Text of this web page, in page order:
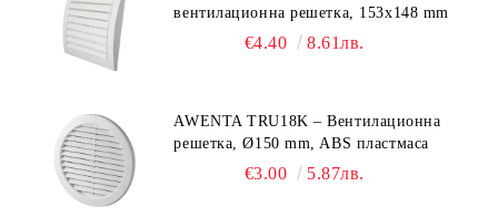
вентилационна решетка, 153x148 mm
€4.40 8.61лв.
AWENTA TRU18K – Вентилационна
решетка, Ø150 mm, ABS пластмаса
€3.00 5.87лв.